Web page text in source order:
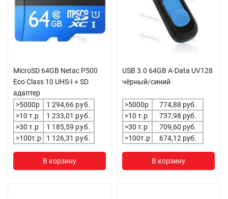
MicroSD 64GB Netac P500
Eco Class 10 UHS-I + SD
адаптер
>5000р
1 294,66 руб.
>10 т.р
1 233,01 руб.
>30 т.р
1 185,59 руб.
>100т.р
1 126,31 руб.
В корзину
USB 3.0 64GB A-Data UV128
чёрный/синий
>5000р
774,88 руб.
>10 т.р
737,98 руб.
>30 т.р
709,60 руб.
>100т.р
674,12 руб.
В корзину